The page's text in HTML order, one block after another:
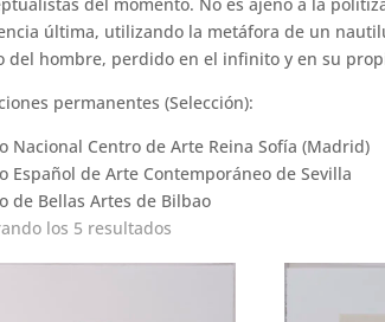
del momento. No es ajeno a la
última, utilizando la metáfora de un
del hombre, perdido en el infinito y en su
permanentes (Selección):
Nacional Centro de Arte Reina Sofía (Madrid)
Español de Arte Contemporáneo de Sevilla
de Bellas Artes de Bilbao
los 5 resultados